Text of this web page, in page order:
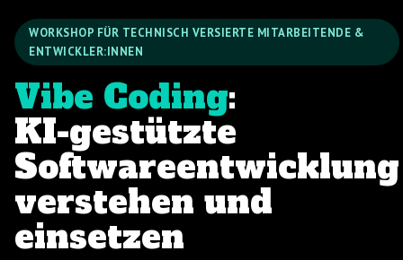
WORKSHOP FÜR TECHNISCH VERSIERTE MITARBEITENDE &
ENTWICKLER:INNEN
Vibe Coding:
KI-gestützte
Softwareentwicklung
verstehen und
einsetzen